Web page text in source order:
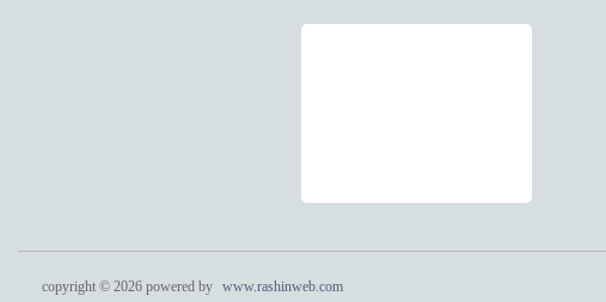
copyright © 2026 powered by www.rashinweb.com